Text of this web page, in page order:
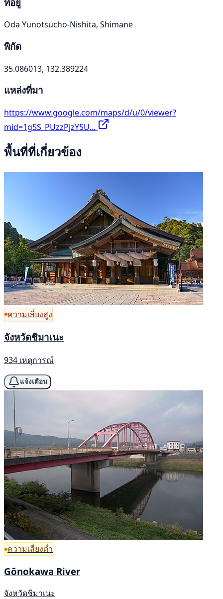
Oda Yunotsucho-Nishita, Shimane
พิกัด
35.086013, 132.389224
แหล่งที่มา
https://www.google.com/maps/d/u/0/viewer?
mid=1g5S_PUzzPjzY5U...
พื้นที่ที่เกี่ยวข้อง
ความเสี่ยงสูง
จังหวัดชิมาเนะ
934 เหตุการณ์
แจ้งเตือน
ความเสี่ยงต่ำ
Gōnokawa River
จังหวัดชิมาเนะ